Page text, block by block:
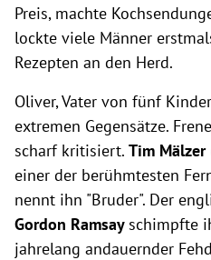
Preis, machte
lockte viele Männer
Rezepten an den Herd.
Oliver, Vater von fünf
extremen Gegensätze.
scharf kritisiert. Tim Mälzer
einer der berühmtesten
nennt ihn "Bruder". Der
Gordon Ramsayschimpfte
jahrelang andauernder